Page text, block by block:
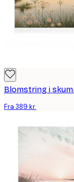
Fra 389 kr.